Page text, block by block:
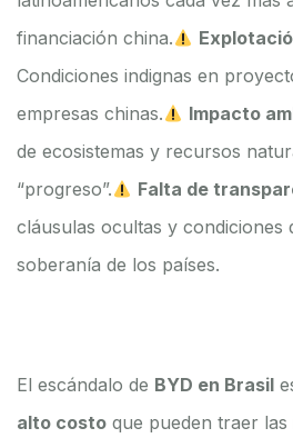
financiación china.
Condiciones indignas en
empresas chinas.
Impacto
de ecosistemas y recursos
“progreso”.
Falta de
cláusulas ocultas y condiciones
soberanía de los países.
El escándalo de BYD en Brasil
alto costo que pueden traer